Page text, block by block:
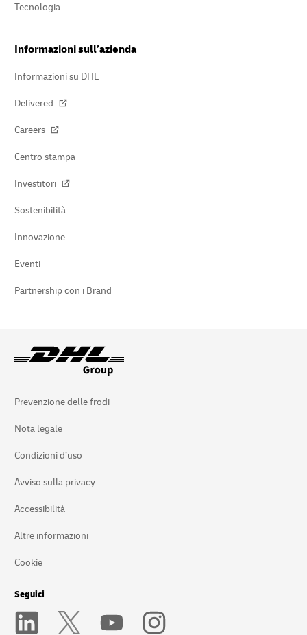
Tecnologia
Informazioni sull’azienda
Informazioni su DHL
Delivered
Careers
Centro stampa
Investitori
Sostenibilità
Innovazione
Eventi
Partnership con i Brand
Prevenzione delle frodi
Nota legale
Condizioni d’uso
Avviso sulla privacy
Accessibilità
Altre informazioni
Cookie
Seguici